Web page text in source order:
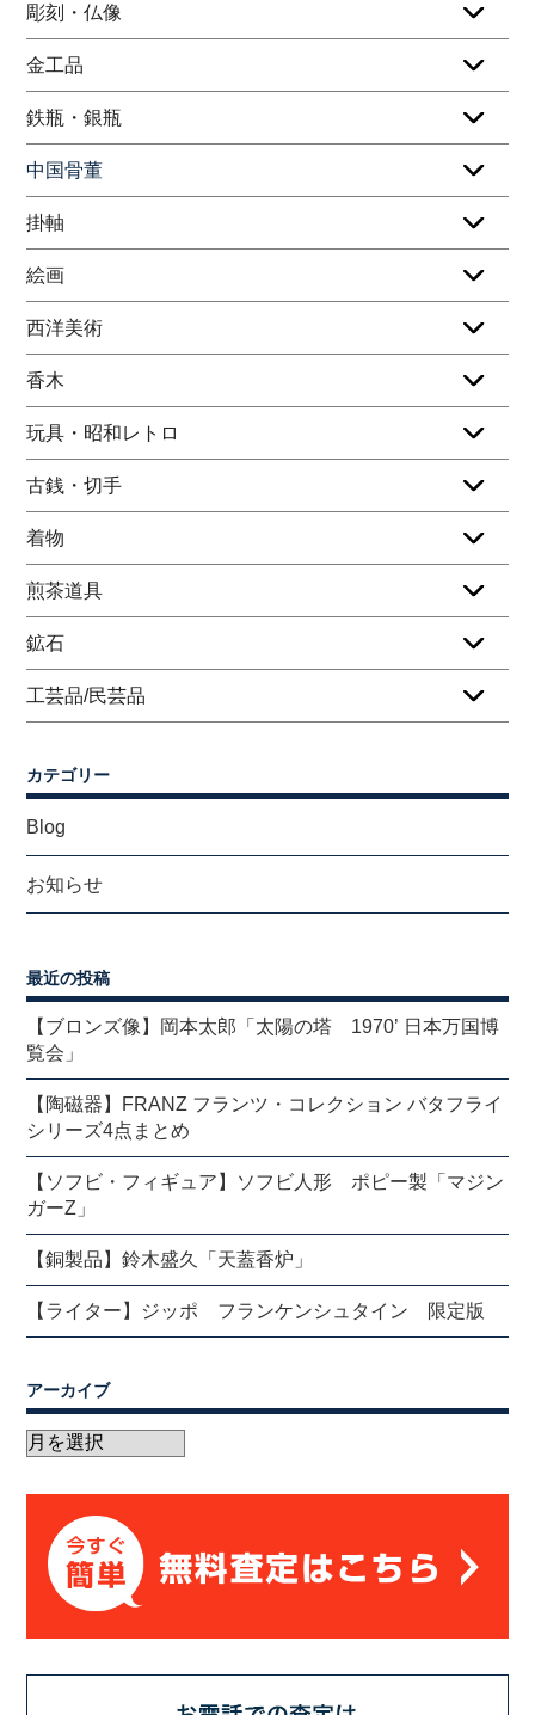
彫刻・仏像
金工品
鉄瓶・銀瓶
中国骨董
掛軸
絵画
西洋美術
香木
玩具・昭和レトロ
古銭・切手
着物
煎茶道具
鉱石
工芸品/民芸品
カテゴリー
Blog
お知らせ
最近の投稿
【ブロンズ像】岡本太郎「太陽の塔 1970’ 日本万国博
覧会」
【陶磁器】FRANZ フランツ・コレクション バタフライ
シリーズ4点まとめ
【ソフビ・フィギュア】ソフビ人形 ポピー製「マジン
ガーZ」
【銅製品】鈴木盛久「天蓋香炉」
【ライター】ジッポ フランケンシュタイン 限定版
アーカイブ